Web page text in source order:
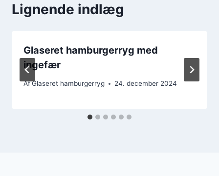
Lignende indlæg
Glaseret hamburgerryg med
ingefær
AfGlaseret hamburgerryg 24. december 2024